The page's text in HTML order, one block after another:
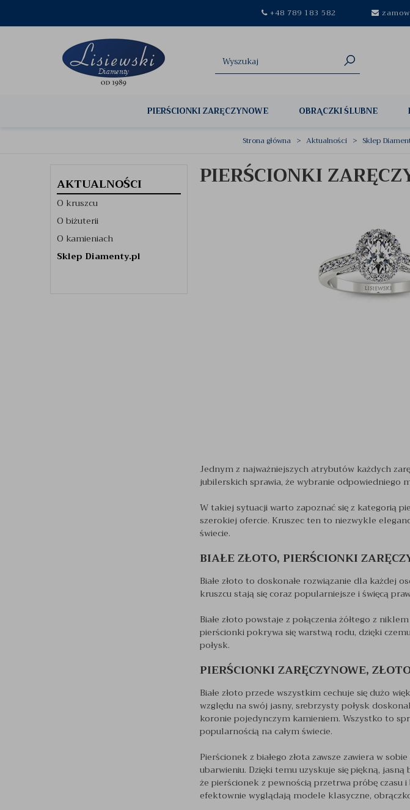
+48 789 183 582
PIERŚCIONKI ZARĘCZYNOWE OBRĄCZKI ŚLUBNE
Strona główna Aktualności Sklep
AKTUALNOŚCI
O kruszcu
O biżuterii
O kamieniach
Sklep Diamenty.pl
PIERŚCIONKI
Jednym z najważniejszych atrybutów każdych
jubilerskich sprawia, że wybranie odpowiedniego
W takiej sytuacji warto zapoznać się z kategorią
szerokiej ofercie. Kruszec ten to niezwykle
świecie.
BIAŁE ZŁOTO, PIERŚCIONKI
Białe złoto to doskonałe rozwiązanie dla każdej
kruszcu stają się coraz popularniejsze i święcą
Białe złoto powstaje z połączenia żółtego z
pierścionki pokrywa się warstwą rodu, dzięki
połysk.
PIERŚCIONKI ZARĘCZYNOWE,
Białe złoto przede wszystkim cechuje się dużo
względu na swój jasny, srebrzysty połysk
koronie pojedynczym kamieniem. Wszystko to
popularnością na całym świecie.
Pierścionek z białego złota zawsze zawiera w
ubarwieniu. Dzięki temu uzyskuje się piękną,
że pierścionek z pewnością przetrwa próbę czasu
efektownie wyglądają modele klasyczne,